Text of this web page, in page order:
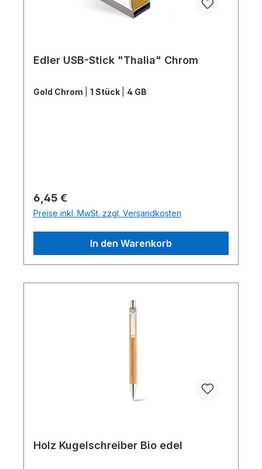
Edler USB-Stick "Thalia" Chrom
Gold Chrom 1 Stück 4 GB
Regulärer Preis:
6,45 €
Preise inkl. MwSt. zzgl. Versandkosten
In den Warenkorb
Holz Kugelschreiber Bio edel